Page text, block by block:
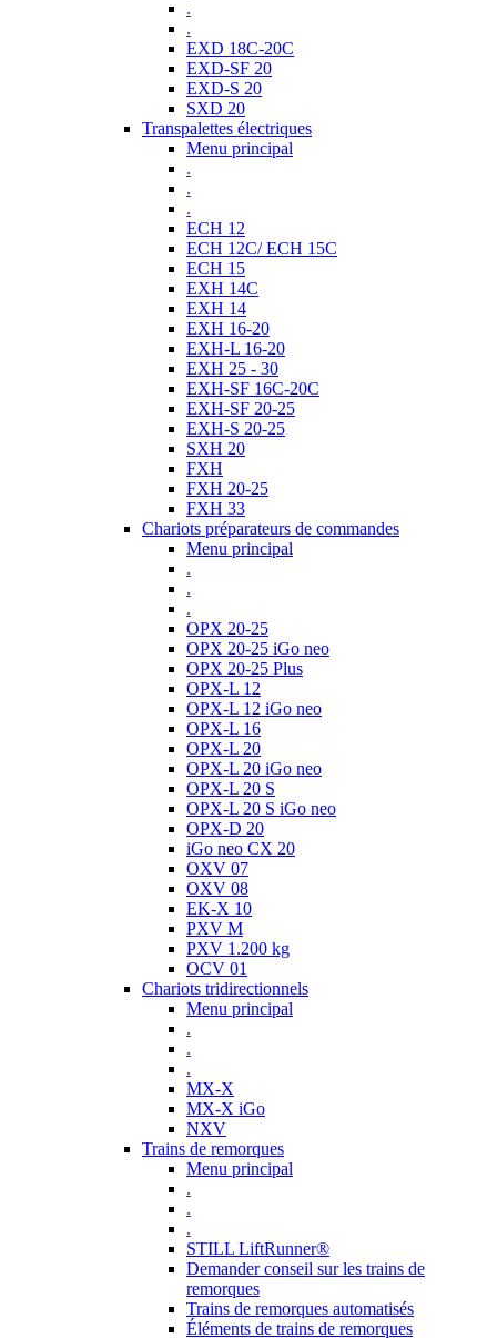
.
.
EXD 18C-20C
EXD-SF 20
EXD-S 20
SXD 20
Transpalettes électriques
Menu principal
.
.
.
ECH 12
ECH 12C/ ECH 15C
ECH 15
EXH 14C
EXH 14
EXH 16-20
EXH-L 16-20
EXH 25 - 30
EXH-SF 16C-20C
EXH-SF 20-25
EXH-S 20-25
SXH 20
FXH
FXH 20-25
FXH 33
Chariots préparateurs de commandes
Menu principal
.
.
.
OPX 20-25
OPX 20-25 iGo neo
OPX 20-25 Plus
OPX-L 12
OPX-L 12 iGo neo
OPX-L 16
OPX-L 20
OPX-L 20 iGo neo
OPX-L 20 S
OPX-L 20 S iGo neo
OPX-D 20
iGo neo CX 20
OXV 07
OXV 08
EK-X 10
PXV M
PXV 1.200 kg
OCV 01
Chariots tridirectionnels
Menu principal
.
.
.
MX-X
MX-X iGo
NXV
Trains de remorques
Menu principal
.
.
.
STILL LiftRunner®
Demander conseil sur les trains de
remorques
Trains de remorques automatisés
Éléments de trains de remorques